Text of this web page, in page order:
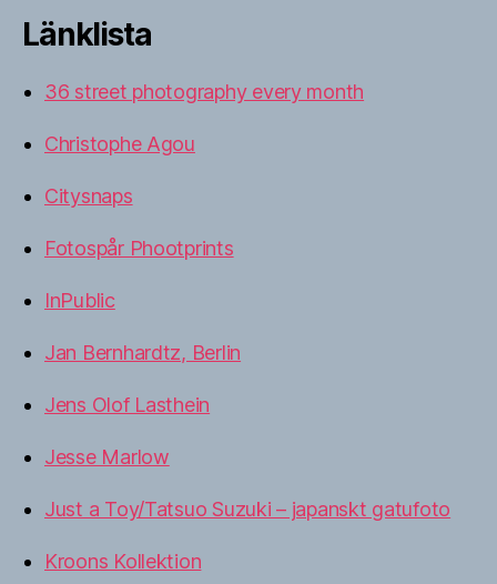
Länklista
36 street photography every month
Christophe Agou
Citysnaps
Fotospår Phootprints
InPublic
Jan Bernhardtz, Berlin
Jens Olof Lasthein
Jesse Marlow
Just a Toy/Tatsuo Suzuki – japanskt gatufoto
Kroons Kollektion